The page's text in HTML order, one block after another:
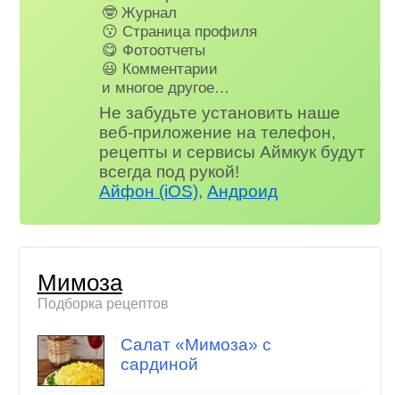
🤓 Журнал
😗 Страница профиля
😋 Фотоотчеты
😃 Комментарии
и многое другое…
Не забудьте установить наше
веб-приложение на телефон,
рецепты и сервисы Аймкук будут
всегда под рукой!
Айфон (iOS),Андроид
Мимоза
Подборка рецептов
Салат «Мимоза» с
сардиной